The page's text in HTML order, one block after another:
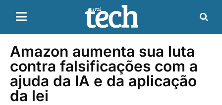
Amazon aumenta sua luta
contra falsificações com a
ajuda da IA ​​e da aplicação
da lei